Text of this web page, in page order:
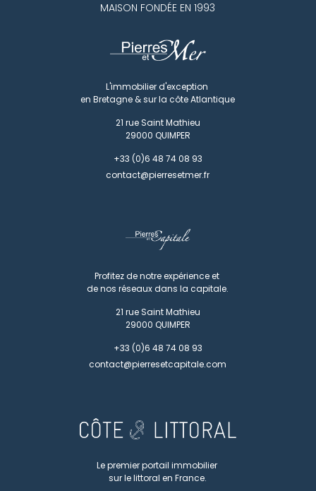
MAISON FONDÉE EN 1993
L'immobilier d'exception
en Bretagne & sur la côte Atlantique
21 rue Saint Mathieu
29000 QUIMPER
+33 (0)6 48 74 08 93
contact@pierresetmer.fr
Profitez de notre expérience et
de nos réseaux dans la capitale.
21 rue Saint Mathieu
29000 QUIMPER
+33 (0)6 48 74 08 93
contact@pierresetcapitale.com
Le premier portail immobilier
sur le littoral en France.